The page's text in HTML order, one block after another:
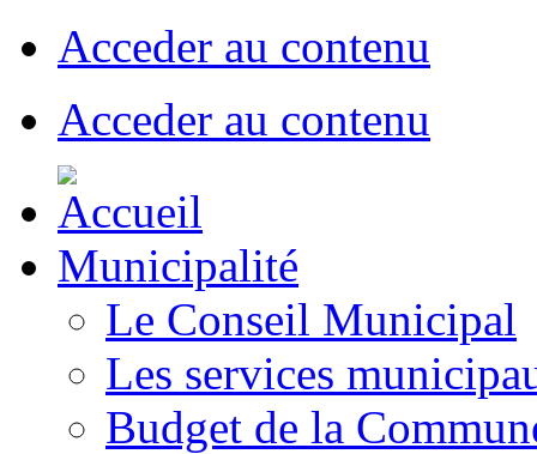
Acceder au contenu
Acceder au contenu
Municipalité
Le Conseil Municipal
Les services
Budget de la